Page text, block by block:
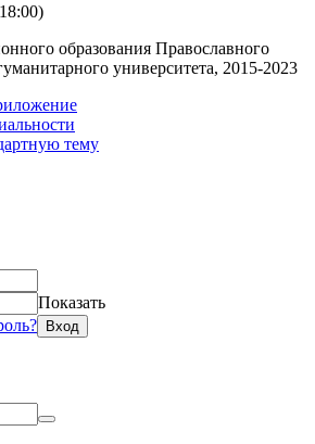
образования Православного
университета, 2015-2023
тему
Показать